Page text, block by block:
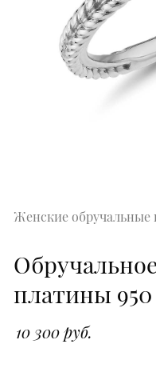
Женские обручальные
платины
10 300 руб.